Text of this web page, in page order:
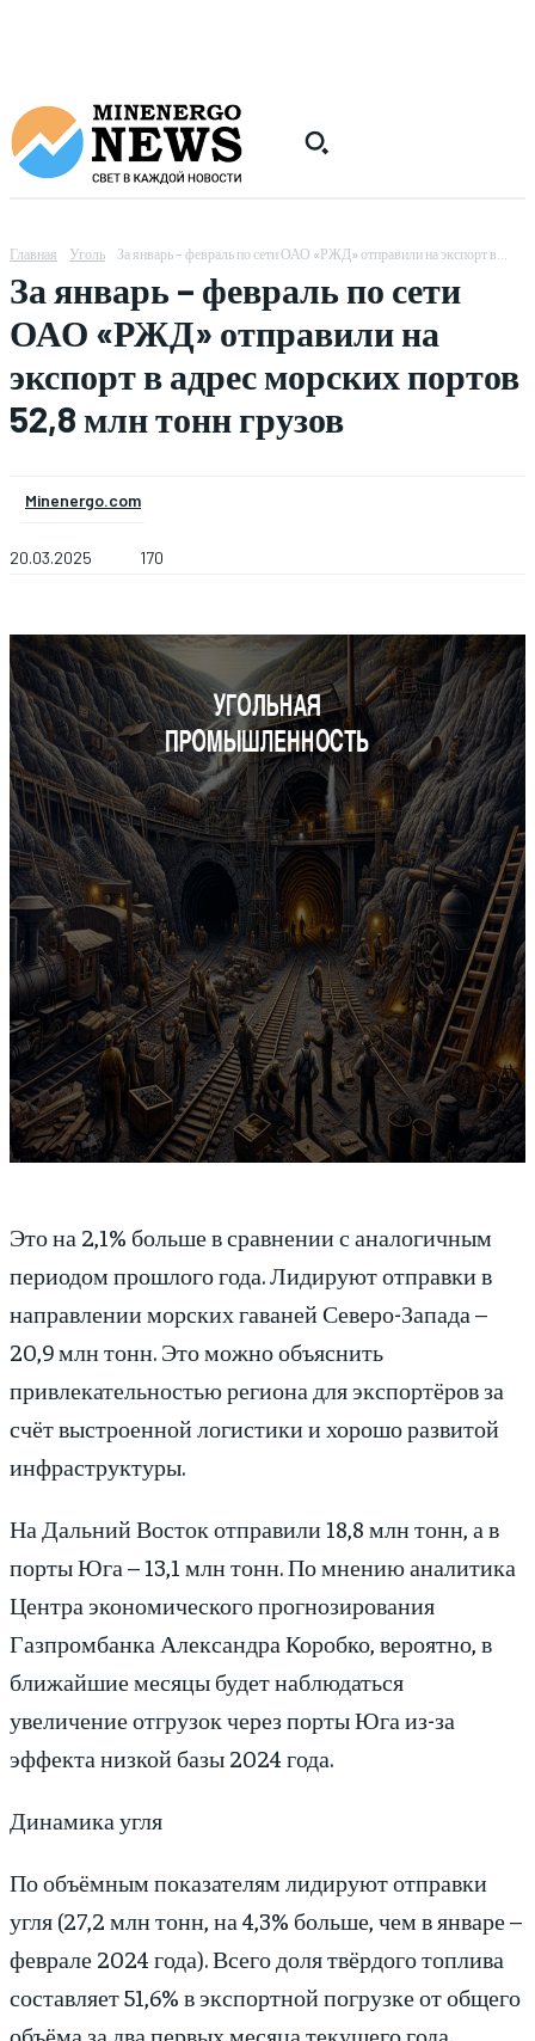
Главная Уголь За январь – февраль по сети ОАО «РЖД» отправили на экспорт в...
За январь – февраль по сети
ОАО «РЖД» отправили на
экспорт в адрес морских портов
52,8 млн тонн грузов
Minenergo.com
20.03.2025 170
Это на 2,1% больше в сравнении с аналогичным
периодом прошлого года. Лидируют отправки в
направлении морских гаваней Северо-Запада –
20,9 млн тонн. Это можно объяснить
привлекательностью региона для экспортёров за
счёт выстроенной логистики и хорошо развитой
инфраструктуры.
На Дальний Восток отправили 18,8 млн тонн, а в
порты Юга – 13,1 млн тонн. По мнению аналитика
Центра экономического прогнозирования
Газпромбанка Александра Коробко, вероятно, в
ближайшие месяцы будет наблюдаться
увеличение отгрузок через порты Юга из-за
эффекта низкой базы 2024 года.
Динамика угля
По объёмным показателям лидируют отправки
угля (27,2 млн тонн, на 4,3% больше, чем в январе –
феврале 2024 года). Всего доля твёрдого топлива
составляет 51,6% в экспортной погрузке от общего
объёма за два первых месяца текущего года.